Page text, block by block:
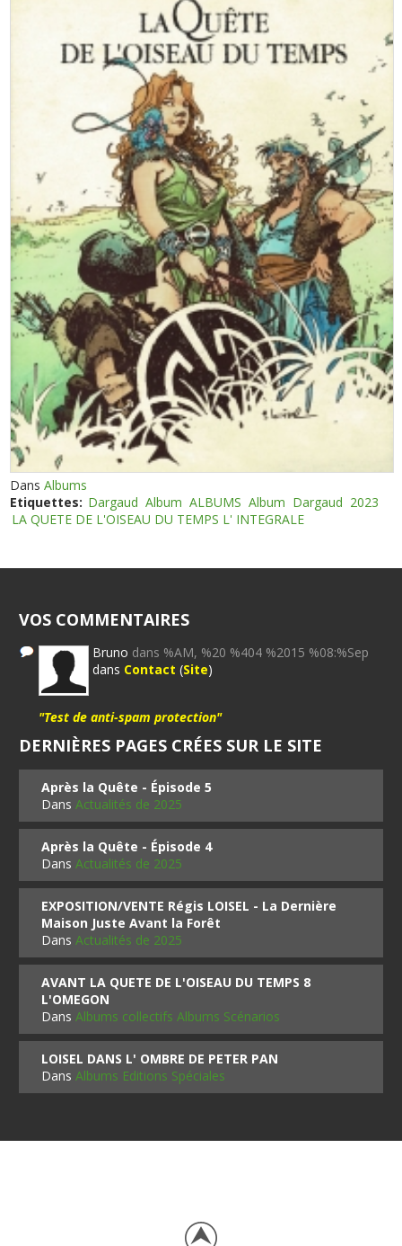
DansAlbums
Etiquettes: Dargaud Album ALBUMS Album Dargaud 2023
LA QUETE DE L'OISEAU DU TEMPS L' INTEGRALE
VOS COMMENTAIRES
Bruno dans %AM, %20 %404 %2015 %08:%Sep
dans Contact (Site)
"Test de anti-spam protection"
DERNIÈRES PAGES CRÉES SUR LE SITE
Après la Quête - Épisode 5
DansActualités de 2025
Après la Quête - Épisode 4
DansActualités de 2025
EXPOSITION/VENTE Régis LOISEL - La Dernière
Maison Juste Avant la Forêt
DansActualités de 2025
AVANT LA QUETE DE L'OISEAU DU TEMPS 8
L'OMEGON
DansAlbums collectifs Albums Scénarios
LOISEL DANS L' OMBRE DE PETER PAN
DansAlbums Editions Spéciales